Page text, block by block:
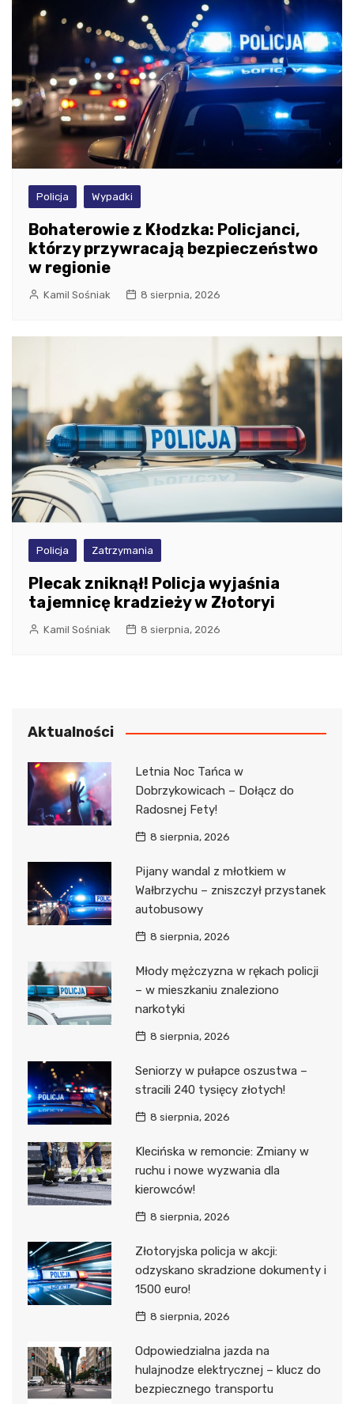
Policja Wypadki
Bohaterowie z Kłodzka: Policjanci,
którzy przywracają bezpieczeństwo
w regionie
Kamil Sośniak 8 sierpnia, 2026
Policja Zatrzymania
Plecak zniknął! Policja wyjaśnia
tajemnicę kradzieży w Złotoryi
Kamil Sośniak 8 sierpnia, 2026
Aktualności
Letnia Noc Tańca w
Dobrzykowicach – Dołącz do
Radosnej Fety!
8 sierpnia, 2026
Pijany wandal z młotkiem w
Wałbrzychu – zniszczył przystanek
autobusowy
8 sierpnia, 2026
Młody mężczyzna w rękach policji
– w mieszkaniu znaleziono
narkotyki
8 sierpnia, 2026
Seniorzy w pułapce oszustwa –
stracili 240 tysięcy złotych!
8 sierpnia, 2026
Klecińska w remoncie: Zmiany w
ruchu i nowe wyzwania dla
kierowców!
8 sierpnia, 2026
Złotoryjska policja w akcji:
odzyskano skradzione dokumenty i
1500 euro!
8 sierpnia, 2026
Odpowiedzialna jazda na
hulajnodze elektrycznej – klucz do
bezpiecznego transportu